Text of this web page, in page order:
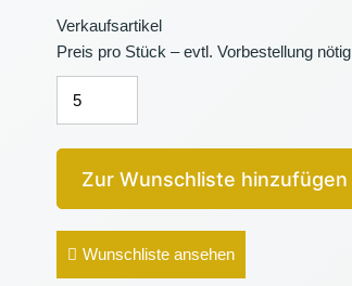
Verkaufsartikel
Preis pro Stück – evtl. Vorbestellung nötig
Zur Wunschliste hinzufügen
Wunschliste ansehen